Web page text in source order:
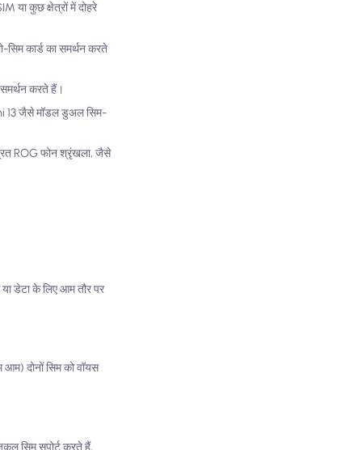
या कुछ क्षेत्रों में दोहरे
सिम कार्ड का समर्थन करते
करते हैं।
13 जैसे मॉडल डुअल सिम-
ROG फोन श्रृंखला, जैसे
डेटा के लिए आम तौर पर
दोनों सिम को वॉयस